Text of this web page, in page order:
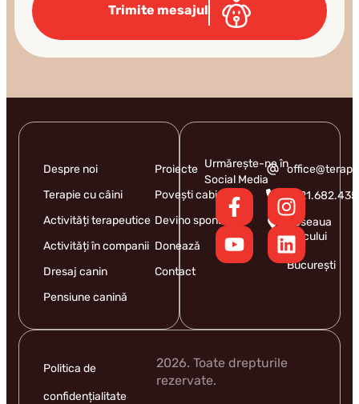
Trimite mesajul
Despre noi
Terapie cu câini
Activități terapeutice
Activități în companii
Dresaj canin
Pensiune canină
Proiecte
Povești cabinet
Devino sponsor
Donează
Contact
0721.682.435
Șoseaua
Iancului
9,
București
Urmărește-ne în
Social Media
2026. Toate drepturile
rezervate.
Politica de
confidențialitate